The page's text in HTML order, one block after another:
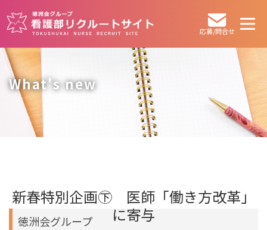
応募/問合せ
What's new
新春特別企画㊦ 医師「働き方改革」
に寄与
徳洲会グループ
その他